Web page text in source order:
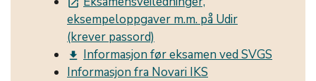
launch
eksempeloppgaver m.m. på Udir
(krever passord)
get_app Informasjon før eksamen ved SVGS
Informasjon fra Novari IKS